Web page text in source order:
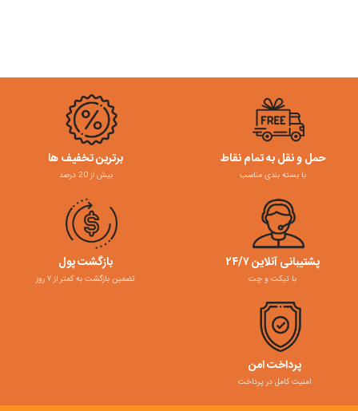
حمل و نقل به تمام نقاط
با بسته بندی مناسب
برترین تخفیف ها
بیش از 20 درصد
پشتیبانی آنلاین ۲۴/۷
با تیکت و چت
بازگشت پول
تضمین بازگشت به کمتر از ۷ روز
پرداخت امن
امنیت کامل در پرداخت